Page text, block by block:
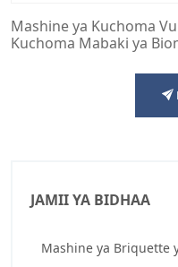
JAMII YA BIDHAA
Mashine ya Briquette
Mashine ya Kuchoma
Kuchoma Mabaki ya